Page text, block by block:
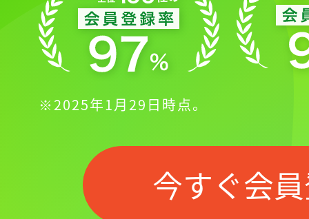
※2025年1月29日時点。
今すぐ会